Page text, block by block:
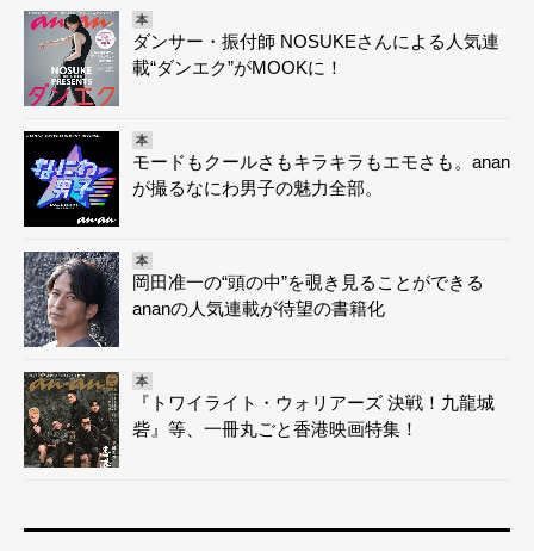
本
ダンサー・振付師 NOSUKEさんによる人気連
載“ダンエク”がMOOKに！
本
モードもクールさもキラキラもエモさも。anan
が撮るなにわ男子の魅力全部。
本
岡田准一の“頭の中”を覗き見ることができる
ananの人気連載が待望の書籍化
本
『トワイライト・ウォリアーズ 決戦！九龍城
砦』等、一冊丸ごと香港映画特集！